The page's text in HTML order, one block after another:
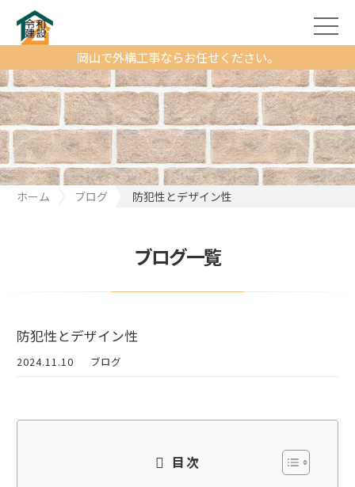
岡山で外構工事ならお任せください。
ホーム ブログ 防犯性とデザイン性
ブログ一覧
防犯性とデザイン性
2024.11.10 ブログ
目次